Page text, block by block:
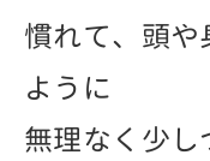
慣れて、頭
ように
無理なく少